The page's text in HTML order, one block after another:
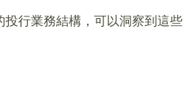
行業務結構，可以洞察到這些